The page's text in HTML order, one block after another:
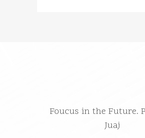
Foucus in the Future.
Juaj